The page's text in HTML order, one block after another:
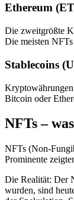
Ethereum
Die zweitgrößte
Die meisten
Stablecoins
Bitcoin oder
NFTs –
NFTs (Non-
Prominente
Die Realität: Der
wurden, sind